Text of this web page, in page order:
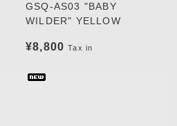
GSQ-AS03 "BABY
WILDER" YELLOW
¥8,800 Tax in